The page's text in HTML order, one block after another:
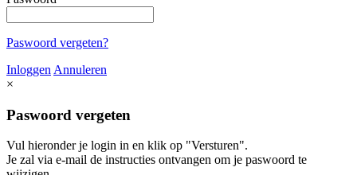
Paswoord vergeten?
Inloggen Annuleren
×
Paswoord vergeten
Vul hieronder je login in en klik op "Versturen".
Je zal via e-mail de instructies ontvangen om je paswoord te